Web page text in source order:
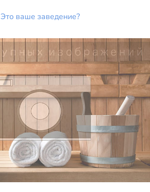
Это ваше заведение?